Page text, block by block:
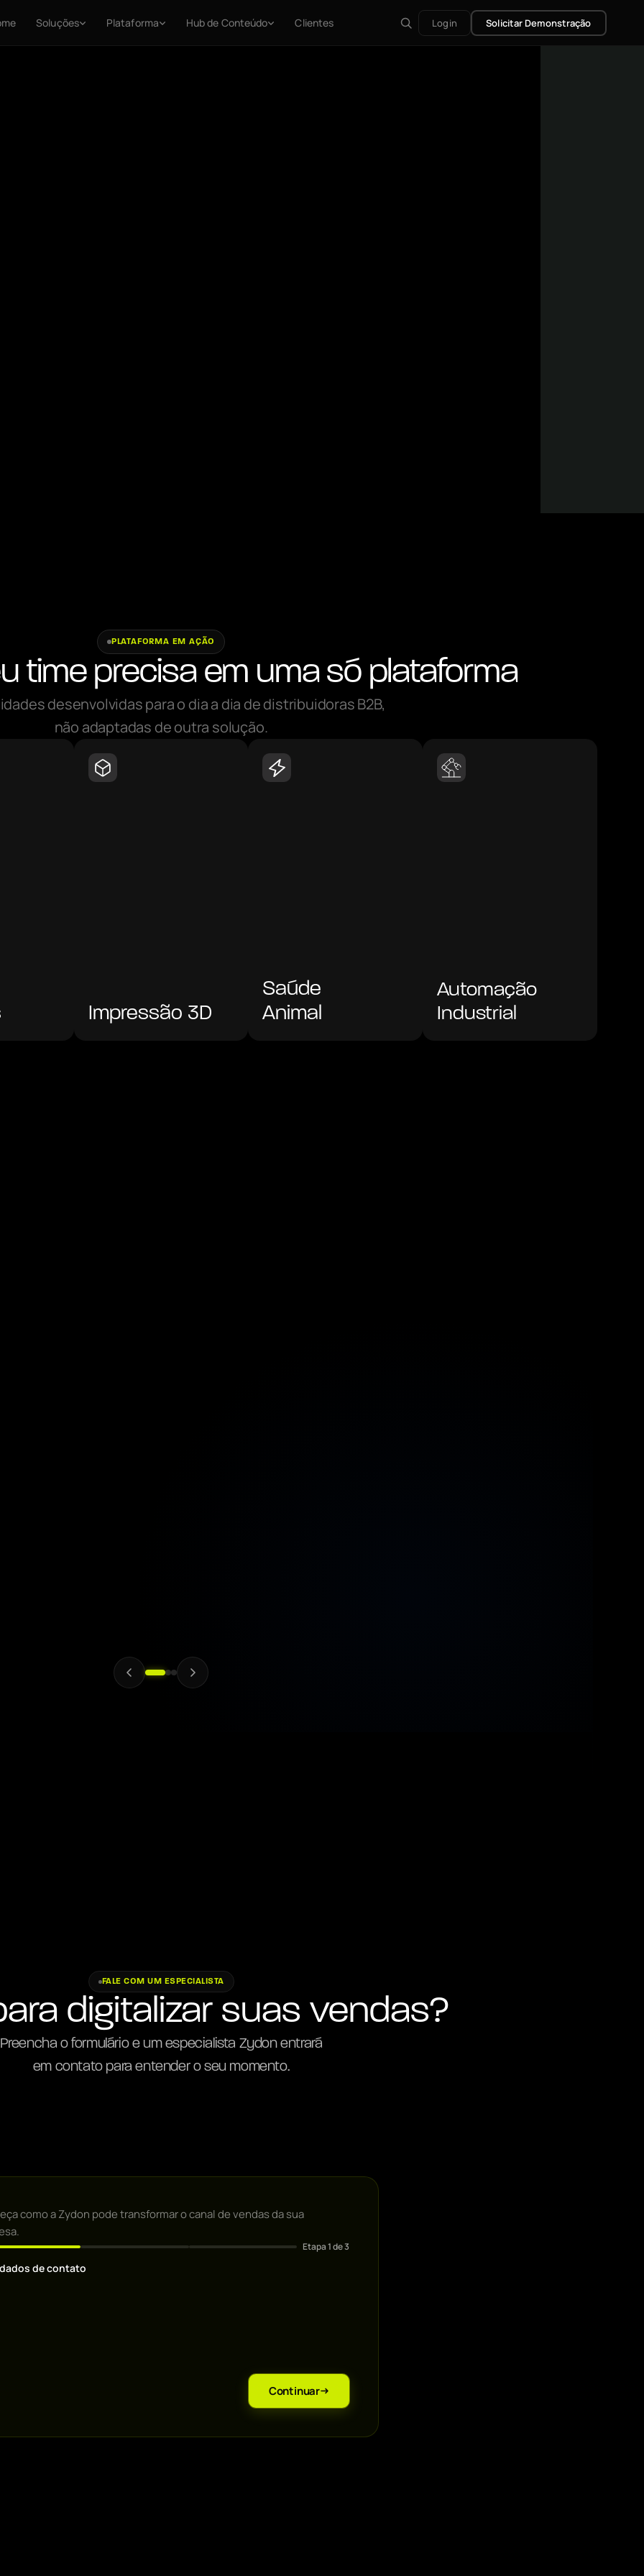
Soluções Plataforma Hub de Conteúdo Clientes Login Solicitar Demonstração
PLATAFORMA EM AÇÃO
time precisa em uma só plataforma
desenvolvidas para o dia a dia de distribuidoras B2B,
não adaptadas de outra solução.
Conhecer
Impressão 3D
Saúde
Animal
Automação
Industrial
FALE COM UM ESPECIALISTA
digitalizar suas vendas?
Preencha o formulário e um especialista Zydon entrará
em contato para entender o seu momento.
como a Zydon pode transformar o canal de vendas da sua
Etapa1de 3
de contato
Continuar